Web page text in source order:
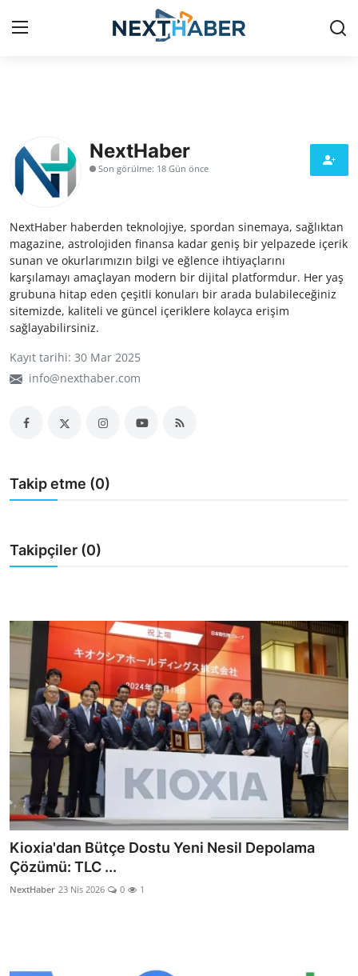
Finans
Teknoloji
Siyaset
Spor
Dünya
Video
Haber Ekle Para Kazan
NextHaber
Son görülme: 18 Gün önce
NextHaber haberden teknolojiye, spordan sinemaya, sağlıktan
magazine, astrolojiden finansa kadar geniş bir yelpazede içerik
sunan ve okurlarımızın bilgi ve eğlence ihtiyaçlarını
karşılamayı amaçlayan modern bir dijital platformdur. Her yaş
grubuna hitap eden çeşitli konuları bir arada bulabileceğiniz
sitemizde, kaliteli ve güncel içeriklere kolayca erişim
sağlayabilirsiniz.
Kayıt tarihi: 30 Mar 2025
info@nexthaber.com
Takip etme (0)
Takipçiler (0)
Kioxia'dan Bütçe Dostu Yeni Nesil Depolama
Çözümü: TLC ...
NextHaber 23 Nis 2026 0 1